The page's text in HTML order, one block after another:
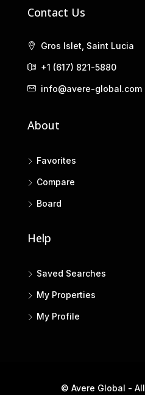
Contact Us
Gros Islet, Saint Lucia
+1 (617) 821-5880
info@avere-global.com
About
Favorites
Compare
Board
Help
Saved Searches
My Properties
My Profile
© Avere Global -